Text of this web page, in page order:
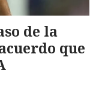
de la
que